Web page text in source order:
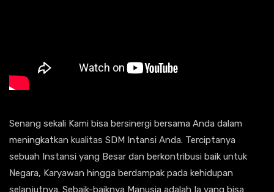
Senang sekali Kami bisa bersinergi bersama Anda dalam
meningkatkan kualitas SDM Intansi Anda. Terciptanya
sebuah Instansi yang Besar dan berkontribusi baik untuk
Negara, Karyawan hingga berdampak pada kehidupan
selanjutnya. Sebaik-baiknya Manusia adalah Ia yang bisa